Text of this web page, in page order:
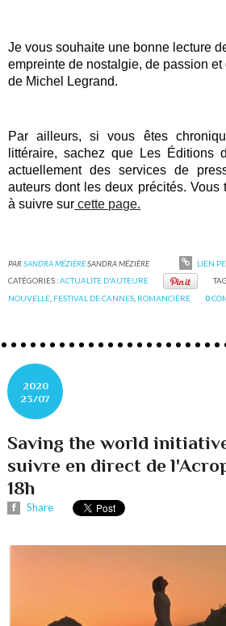
Je vous souhaite une bonne lecture
empreinte de nostalgie, de passion
de Michel Legrand.
Par ailleurs, si vous êtes
littéraire, sachez que Les Éditions
actuellement des services de
auteurs dont les deux précités. Vous
à suivre sur cette page.
PARSANDRA MÉZIÈRESANDRA MÉZIÈRE LIEN
CATÉGORIES :ACTUALITE D'AUTEURE
NOUVELLE, FESTIVAL DE CANNES, ROMANCIÈRE 0
2020
23/07
Saving the world
suivre en direct de
18h
Share